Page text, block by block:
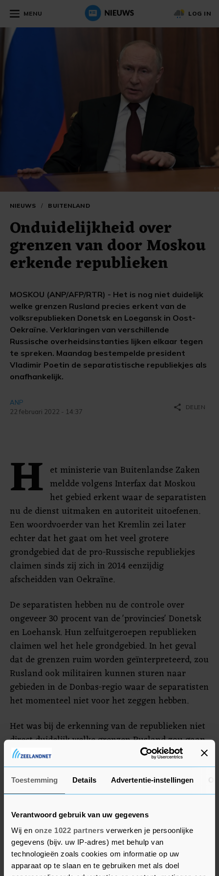
Toestemming Details Advertentie-instellingen
Verantwoord gebruik van uw gegevens
Wij en onze 1022 partners verwerken je persoonlijke
gegevens (bijv. uw IP-adres) met behulp van
technologieën zoals cookies om informatie op uw
apparaat op te slaan en te gebruiken met als doel
MENU LOG IN
NIEUWS / BUITENLAND
Onduidelijkheid over
grenzen van door Moskou
erkende republieken
MOSKOU (ANP/AFP/RTR) - Het is nog niet duidelijk
welke grenzen Rusland precies erkent van de
volksrepublieken Donetsk en Loegansk in Oost-
Oekraïne. Verklaringen van verschillende
Russische overheidsinstanties lijken elkaar tegen
te spreken. Maandag bestempelde president
Vladimir Poetin de separatistische republiekjes als
onafhankelijk.
ANP
22 februari 2022 - 14:37
share DELEN
H et ministerie van Buitenlandse Zaken
meldde volgens Interfax dat Moskou
het gebied erkent waar de separatisten
nu de dienst uitmaken en autoriteit uitoefenen.
Een woordvoerder van het Kremlin zei later
echter dat het gaat om het veel grotere
grondgebied dat de pro-Russische republiekjes
claimen sinds zij zich in 2014 eenzijdig
afscheidden van Oekraïne.
De separatisten hebben nu de controle over
ongeveer 30 procent van de 'provincies' Donetsk
en Loehansk. Hun zelfuitgeroepen republieken
claimen wel het hele grondgebied. In het geval
dat de grenzen ruim worden geïnterpreteerd, zou
Rusland ook militairen kunnen sturen naar
gebieden in de Donbas-regio waar de separatisten
het momenteel niet voor het zeggen hebben.
Het was bij de erkenning van de republieken niet
direct duidelijk welke grenzen Rusland zou gaan
hanteren. Ook een dag later is daar dus nog
onduidelijkheid over. Kort nadat het besluit over
de erkenning officieel was genomen, maakte
Poetin bekend Russische militairen die kant op te
sturen voor een zogenoemde vredesmissie. In
Oost-Oekraïne woedt sinds 2014 een
burgeroorlog tussen de separatisten en de
Oekraïense regering.